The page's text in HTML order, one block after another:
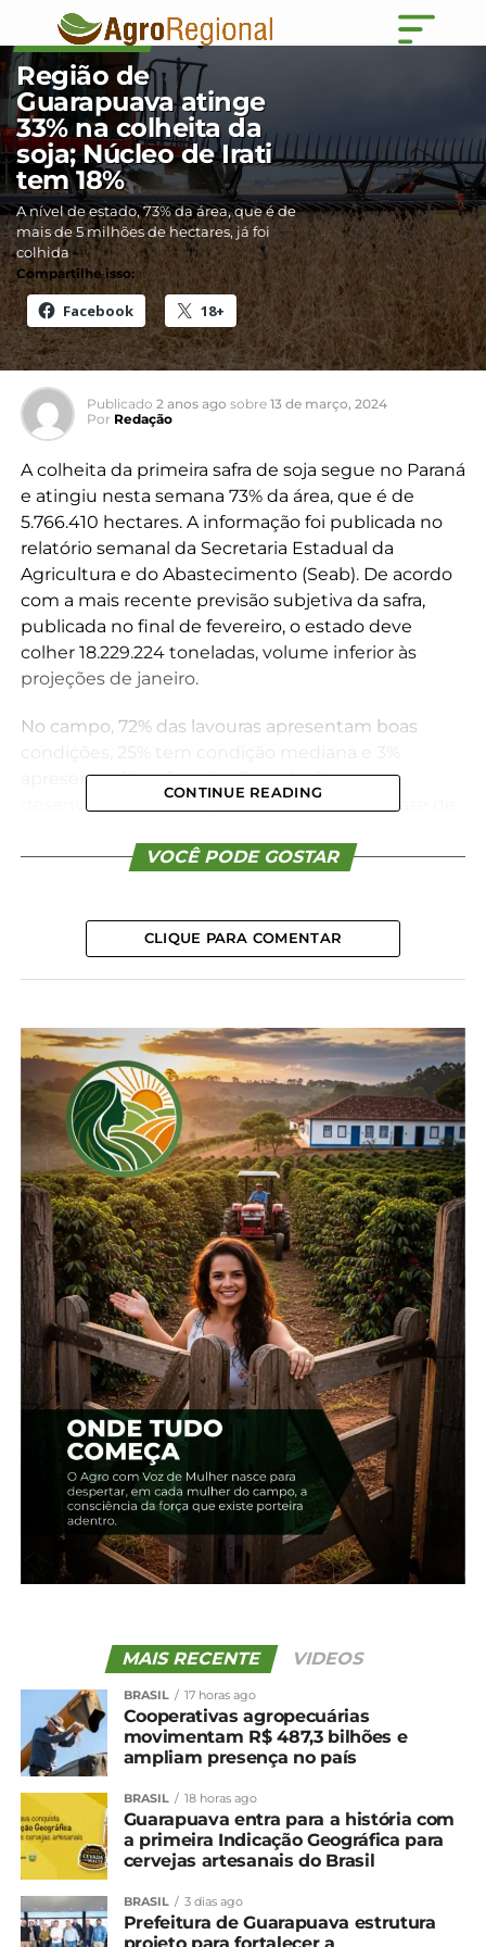
GUARAPUAVA
Região de
Guarapuava atinge
33% na colheita da
soja; Núcleo de Irati
tem 18%
A nível de estado, 73% da área, que é de
mais de 5 milhões de hectares, já foi
colhida
Compartilhe isso:
Facebook 18+
Publicado 2 anos ago sobre 13 de março, 2024
Por Redação
A colheita da primeira safra de soja segue no Paraná
e atingiu nesta semana 73% da área, que é de
5.766.410 hectares. A informação foi publicada no
relatório semanal da Secretaria Estadual da
Agricultura e do Abastecimento (Seab). De acordo
com a mais recente previsão subjetiva da safra,
publicada no final de fevereiro, o estado deve
colher 18.229.224 toneladas, volume inferior às
projeções de janeiro.
No campo, 72% das lavouras apresentam boas
apresenta situação ruim. Em relação ao
desenvolvimento das plantas, 31% está em fase de
Conforme a Seab, na Regional de Guarapuava, que
colheita chegou a 33%, ou seja, 102.201 hectares já
foram colhidos. As lavouras estão em 80% em boas
condições e 20% em situação mediana. A
Já no Núcleo Regional de Irati, a área é de 190.000
hectares e são esperadas 660.772 toneladas. Nesta
semana a região chegou a 18% da área colhida e
tem 80% das lavouras em boas condições.
*Redação
Compartilhe isso:
Facebook 18+
Relacionado
Região de Guarapuava
tem 1% da área de soja já
colhida
17 de janeiro, 2024
Em "Guarapuava"
Colheita da soja chega a
12% da área no Paraná
23 de janeiro, 2024
Em "Paraná"
Colheita da primeira safra
de feijão atinge 60% na
TÓPICOS RELACIONADOS:
UP NEXT
Cotação agrícola para a região de Irati
NÃO PERCA
Cotação agrícola para a região de
Guarapuava
CONTINUE READING
VOCÊ PODE GOSTAR
CLIQUE PARA COMENTAR
MAIS RECENTE VIDEOS
BRASIL 17 horas ago
Cooperativas agropecuárias
movimentam R$ 487,3 bilhões e
ampliam presença no país
BRASIL 18 horas ago
Guarapuava entra para a história com
a primeira Indicação Geográfica para
cervejas artesanais do Brasil
BRASIL 3 dias ago
Prefeitura de Guarapuava estrutura